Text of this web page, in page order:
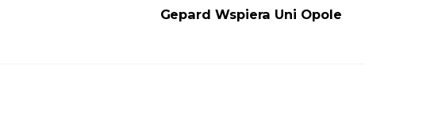
Gepard Wspiera Uni Opole